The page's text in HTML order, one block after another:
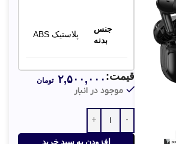
جنس
بدنه
پلاستیک ABS
باتری و
شارژ
۶ ساعت
پخش +
موجود در انبار
افزودن به سبد خرید
قیمت: ۲,۵۰۰,۰۰۰ تومان